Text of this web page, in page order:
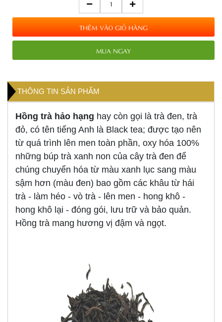
THÊM VÀO GIỎ HÀNG
MUA NGAY
THÔNG TIN SẢN PHẨM
Hồng trà hảo hạng hay còn gọi là trà đen, trà
đỏ, có tên tiếng Anh là Black tea; được tạo nên
từ quá trình lên men toàn phần, oxy hóa 100%
những búp trà xanh non của cây trà đen để
chúng chuyển hóa từ màu xanh lục sang màu
sậm hơn (màu đen) bao gồm các khâu từ hái
trà - làm héo - vò trà - lên men - hong khô -
hong khô lại - đóng gói, lưu trữ và bảo quản.
Hồng trà mang hương vị đậm và ngọt.